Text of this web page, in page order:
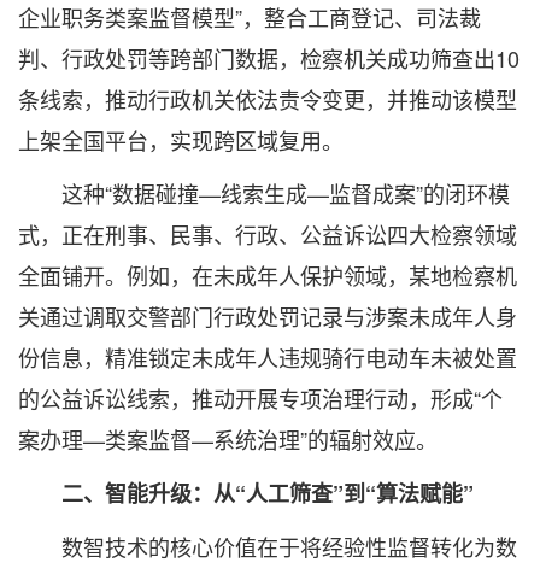
企业职务类案监督模型”，整合工商登记、司法裁
判、行政处罚等跨部门数据，检察机关成功筛查出10
条线索，推动行政机关依法责令变更，并推动该模型
上架全国平台，实现跨区域复用。
这种“数据碰撞—线索生成—监督成案”的闭环模
式，正在刑事、民事、行政、公益诉讼四大检察领域
全面铺开。例如，在未成年人保护领域，某地检察机
关通过调取交警部门行政处罚记录与涉案未成年人身
份信息，精准锁定未成年人违规骑行电动车未被处置
的公益诉讼线索，推动开展专项治理行动，形成“个
案办理—类案监督—系统治理”的辐射效应。
二、智能升级：从“人工筛查”到“算法赋能”
数智技术的核心价值在于将经验性监督转化为数